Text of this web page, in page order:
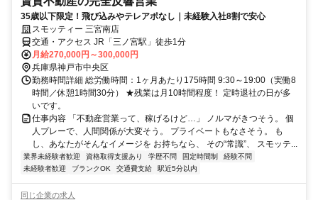
35歳以下限定！飛び込みやテレアポなし｜未経験入社8割で安心
スモッティー 三宮南店
交通・アクセス JR「三ノ宮駅」徒歩1分
月給270,000円～300,000円
兵庫県神戸市中央区
勤務時間詳細 総労働時間：1ヶ月あたり175時間 9:30～19:00（実働8
時間／休憩1時間30分） ★残業は月10時間程度！ 定時退社の日が多
いです。
仕事内容 「不動産営業って、稼げるけど…」 ノルマがきつそう。 個
人プレーで、人間関係が大変そう。 プライベートもなさそう。 も
し、あなたがそんなイメージを お持ちなら、 その“常識”、 スモッテ...
業界未経験者歓迎 資格取得支援あり 学歴不問 固定時間制
経験不問
未経験者歓迎
ブランクOK 交通費支給 駅近5分以内
同じ企業の求人